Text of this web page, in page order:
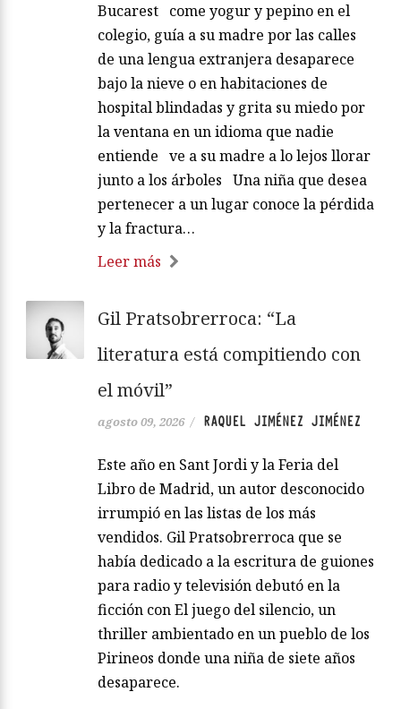
Bucarest come yogur y pepino en el
colegio, guía a su madre por las calles
de una lengua extranjera desaparece
bajo la nieve o en habitaciones de
hospital blindadas y grita su miedo por
la ventana en un idioma que nadie
entiende ve a su madre a lo lejos llorar
junto a los árboles Una niña que desea
pertenecer a un lugar conoce la pérdida
y la fractura…
Leer más
Gil Pratsobrerroca: “La
literatura está compitiendo con
el móvil”
agosto 09, 2026 / RAQUEL JIMÉNEZ JIMÉNEZ
Este año en Sant Jordi y la Feria del
Libro de Madrid, un autor desconocido
irrumpió en las listas de los más
vendidos. Gil Pratsobrerroca que se
había dedicado a la escritura de guiones
para radio y televisión debutó en la
ficción con El juego del silencio, un
thriller ambientado en un pueblo de los
Pirineos donde una niña de siete años
desaparece.